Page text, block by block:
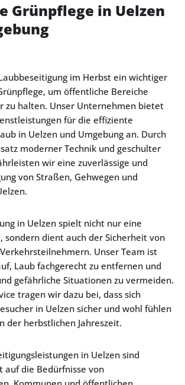
Grünpflege in Uelzen
im Herbst ein wichtiger
um öffentliche Bereiche
zu halten. Unser Unternehmen bietet
für die effiziente
in Uelzen und Umgebung an. Durch
moderner Technik und geschulter
wir eine zuverlässige und
von Straßen, Gehwegen und
in Uelzen spielt nicht nur eine
sondern dient auch der Sicherheit von
Unser Team ist
Laub fachgerecht zu entfernen und
gefährliche Situationen zu vermeiden.
tragen wir dazu bei, dass sich
in Uelzen sicher und wohl fühlen
der herbstlichen Jahreszeit.
in Uelzen sind
auf die Bedürfnisse von